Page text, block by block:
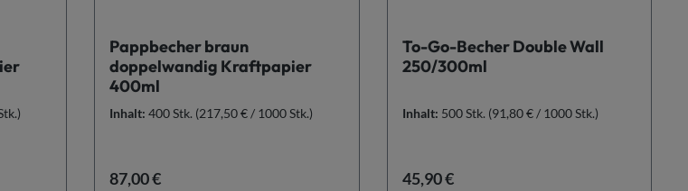
Pappbecher braun
doppelwandig Kraftpapier
400ml
Inhalt: 400 Stk. (217,50 € / 1000 Stk.)
Regulärer Preis:
87,00 €
To-Go-Becher Double Wall
250/300ml
Inhalt: 500 Stk. (91,80 € / 1000 Stk.)
Regulärer Preis:
45,90 €